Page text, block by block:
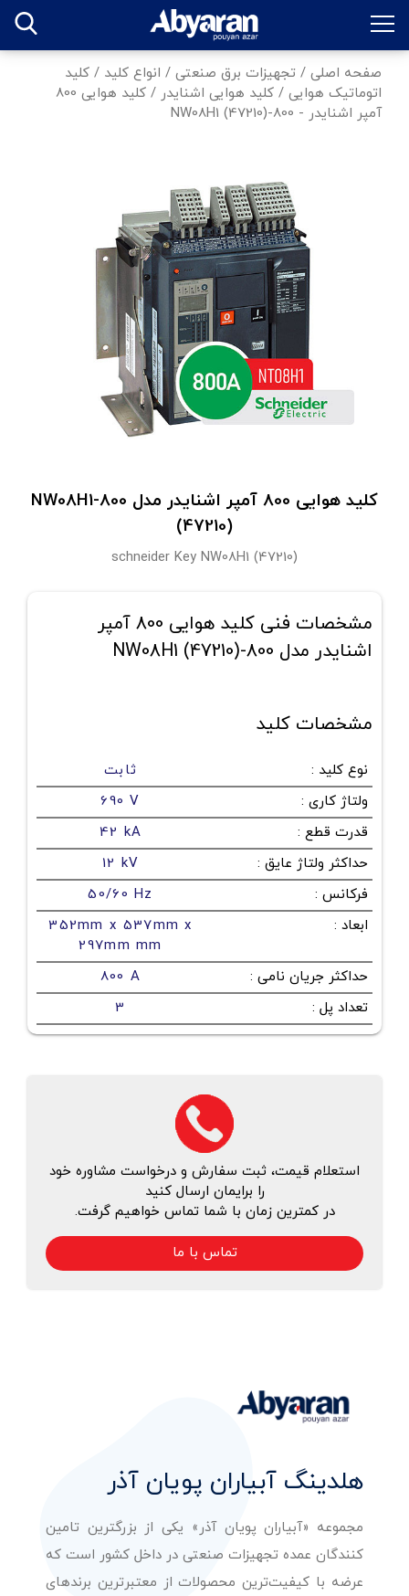
صفحه اصلی / تجهیزات برق صنعتی / انواع کلید / کلید
اتوماتیک هوایی / کلید هوایی اشنایدر /
کلید هوایی 800
آمپر اشنایدر - 800-NW08H1 (47210)
کلید هوایی 800 آمپر اشنایدر مدل 800-NW08H1
(47210)
schneider Key NW08H1 (47210)
مشخصات فنی کلید هوایی 800 آمپر
اشنایدر مدل 800-NW08H1 (47210)
مشخصات کلید
نوع کلید :
ثابت
ولتاژ کاری :
690 V
قدرت قطع :
42 kA
حداکثر ولتاژ عایق :
12 kV
فرکانس :
50/60 Hz
ابعاد :
352mm x 537mm x
297mm mm
حداکثر جریان نامی :
800 A
تعداد پل :
3
استعلام قیمت، ثبت سفارش و درخواست مشاوره خود
را برایمان ارسال کنید
در کمترین زمان با شما تماس خواهیم گرفت.
تماس با ما
هلدینگ آبیاران پویان آذر
مجموعه «آبیاران پویان آذر» یکی از بزرگترین تامین
کنندگان عمده تجهیزات صنعتی در داخل کشور است که
عرضه با کیفیت‌ترین محصولات از معتبرترین برندهای